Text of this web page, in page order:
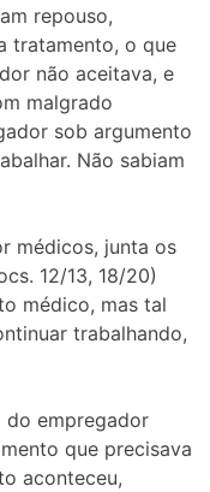
repouso,
tratamento, o que
não aceitava, e
malgrado
sob argumento
Não sabiam
médicos, junta os
12/13, 18/20)
médico, mas tal
trabalhando,
do empregador
que precisava
aconteceu,